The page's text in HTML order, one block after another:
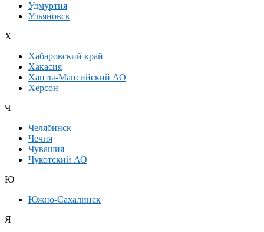
Удмуртия
Ульяновск
Х
Хабаровский край
Хакасия
Ханты-Мансийский АО
Херсон
Ч
Челябинск
Чечня
Чувашия
Чукотский АО
Ю
Южно-Сахалинск
Я